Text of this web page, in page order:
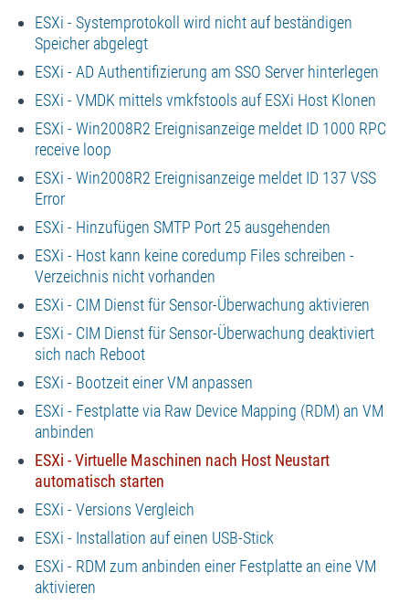
ESXi - Systemprotokoll wird nicht auf beständigen
Speicher abgelegt
ESXi - AD Authentifizierung am SSO Server hinterlegen
ESXi - VMDK mittels vmkfstools auf ESXi Host Klonen
ESXi - Win2008R2 Ereignisanzeige meldet ID 1000 RPC
receive loop
ESXi - Win2008R2 Ereignisanzeige meldet ID 137 VSS
Error
ESXi - Hinzufügen SMTP Port 25 ausgehenden
ESXi - Host kann keine coredump Files schreiben -
Verzeichnis nicht vorhanden
ESXi - CIM Dienst für Sensor-Überwachung aktivieren
ESXi - CIM Dienst für Sensor-Überwachung deaktiviert
sich nach Reboot
ESXi - Bootzeit einer VM anpassen
ESXi - Festplatte via Raw Device Mapping (RDM) an VM
anbinden
ESXi - Virtuelle Maschinen nach Host Neustart
automatisch starten
ESXi - Versions Vergleich
ESXi - Installation auf einen USB-Stick
ESXi - RDM zum anbinden einer Festplatte an eine VM
aktivieren